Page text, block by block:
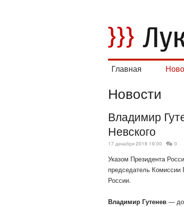
Главная
Новости
Владимир
Невского
17 декабря 2018 19:00 0
Указом Президента
председатель
России.
Владимир Гутенев —